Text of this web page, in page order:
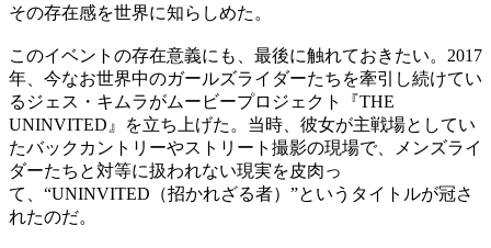
その存在感を世界に知らしめた。
このイベントの存在意義にも、最後に触れておきたい。2017
年、今なお世界中のガールズライダーたちを牽引し続けてい
るジェス・キムラがムービープロジェクト『THE
UNINVITED』を立ち上げた。当時、彼女が主戦場としてい
たバックカントリーやストリート撮影の現場で、メンズライ
ダーたちと対等に扱われない現実を皮肉っ
て、“UNINVITED（招かれざる者）”というタイトルが冠さ
れたのだ。